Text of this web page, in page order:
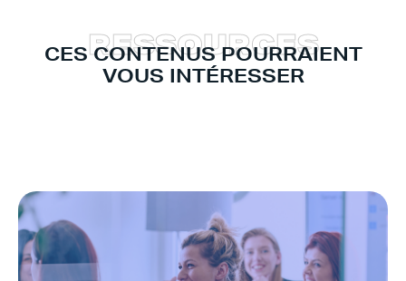
CES CONTENUS POURRAIENT
VOUS INTÉRESSER
RESSOURCES